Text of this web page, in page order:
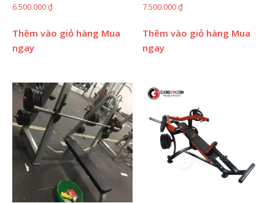
6.500.000₫
Thêm vào giỏ hàng Mua
ngay
7.500.000₫
Thêm vào giỏ hàng Mua
ngay